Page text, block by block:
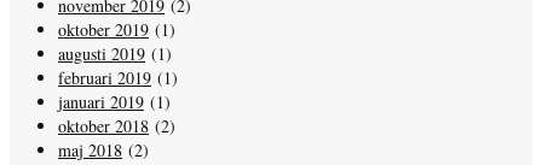
november 2019 (2)
oktober 2019 (1)
augusti 2019 (1)
februari 2019 (1)
januari 2019 (1)
oktober 2018 (2)
maj 2018 (2)